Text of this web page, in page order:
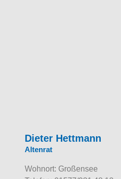
Dieter Hettmann
Altenrat
Wohnort: Großensee